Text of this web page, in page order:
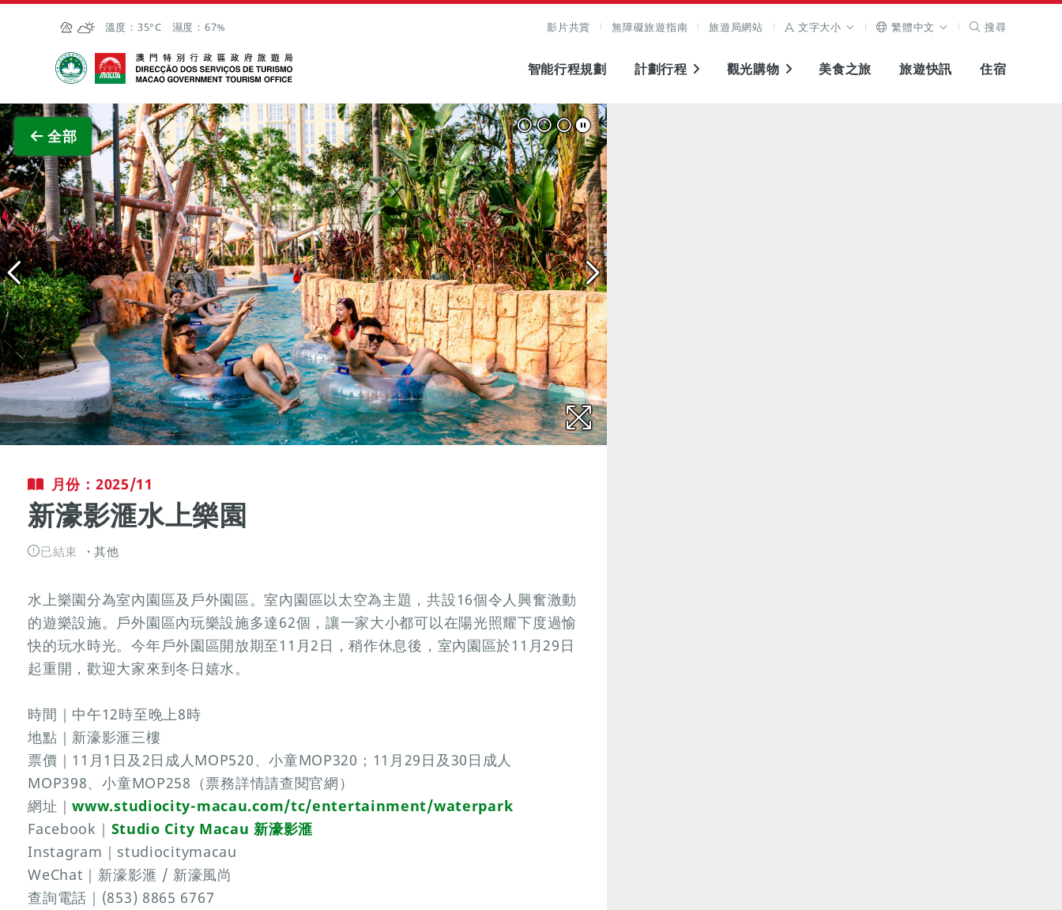
跳至主内容
溫度： 35°C 濕度： 67% 影片共賞 無障礙旅遊指南 旅遊局網站 文字大小 繁體中文 搜尋
澳門特別行政區政府旅遊局
智能行程規劃 計劃行程 觀光購物 美食之旅 旅遊快訊 住宿
全部
查看原圖
月份：2025/11
新濠影滙水上樂園
已結束 其他
水上樂園分為室內園區及戶外園區。室內園區以太空為主題，共設16個令人興奮激動
的遊樂設施。戶外園區內玩樂設施多達62個，讓一家大小都可以在陽光照耀下度過愉
快的玩水時光。今年戶外園區開放期至11月2日，稍作休息後，室內園區於11月29日
起重開，歡迎大家來到冬日嬉水。
時間｜中午12時至晚上8時
地點｜新濠影滙三樓
票價｜11月1日及2日成人MOP520、小童MOP320；11月29日及30日成人
MOP398、小童MOP258（票務詳情請查閱官網）
網址｜www.studiocity-macau.com/tc/entertainment/waterpark
Facebook｜ Studio City Macau 新濠影滙
Instagram｜studiocitymacau
WeChat｜新濠影滙 / 新濠風尚
查詢電話｜(853) 8865 6767